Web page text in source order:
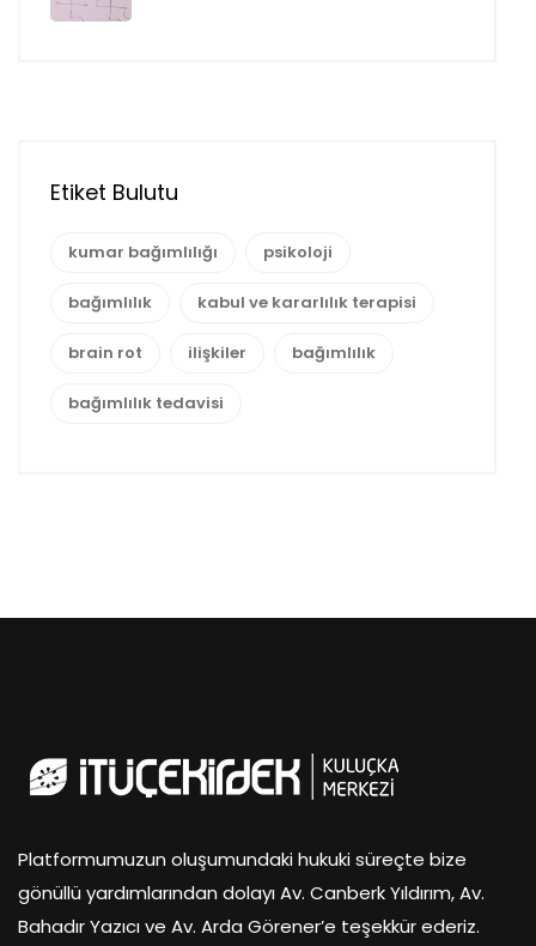
Etiket Bulutu
kumar bağımlılığı psikoloji
bağımlılık kabul ve kararlılık terapisi
brain rot ilişkiler bağımlılık
bağımlılık tedavisi
Platformumuzun oluşumundaki hukuki süreçte bize
gönüllü yardımlarından dolayı Av. Canberk Yıldırım, Av.
Bahadır Yazıcı ve Av. Arda Görener’e teşekkür ederiz.